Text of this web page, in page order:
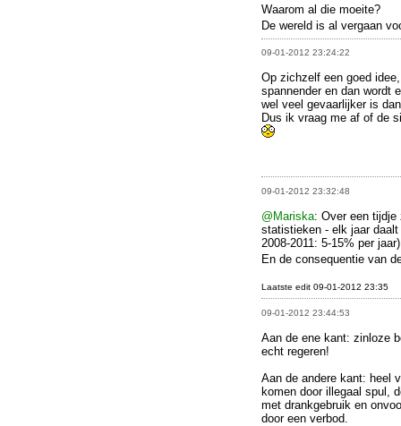
Waarom al die moeite?
De wereld is al vergaan
09-01-2012 23:24:22
Op zichzelf een goed
spannender en dan wordt
wel veel gevaarlijker is
Dus ik vraag me af of de
09-01-2012 23:32:48
@Mariska: Over een tijdje
statistieken - elk jaar
2008-2011: 5-15% per jaar).
En de consequentie van
Laatste edit 09-01-2012 23:35
09-01-2012 23:44:53
Aan de ene kant: zinloze
echt regeren!
Aan de andere kant: heel
komen door illegaal spul,
met drankgebruik en
door een verbod.